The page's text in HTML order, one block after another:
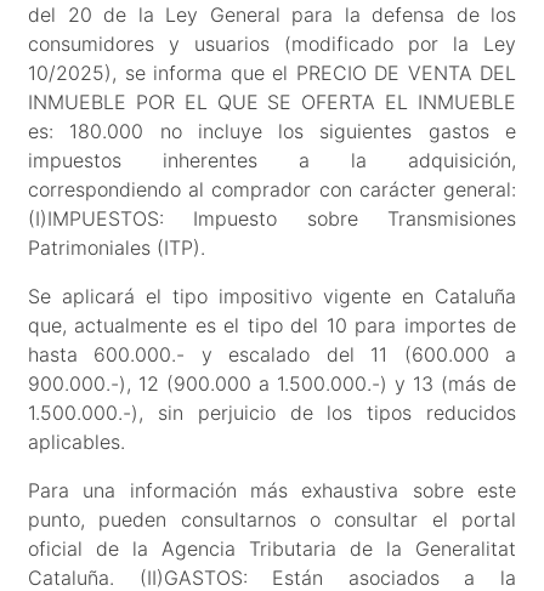
del 20 de la Ley General para la defensa de los
consumidores y usuarios (modificado por la Ley
10/2025), se informa que el PRECIO DE VENTA DEL
INMUEBLE POR EL QUE SE OFERTA EL INMUEBLE
es: 180.000 no incluye los siguientes gastos e
impuestos inherentes a la adquisición,
correspondiendo al comprador con carácter general:
(I)IMPUESTOS: Impuesto sobre Transmisiones
Patrimoniales (ITP).
Se aplicará el tipo impositivo vigente en Cataluña
que, actualmente es el tipo del 10 para importes de
hasta 600.000.- y escalado del 11 (600.000 a
900.000.-), 12 (900.000 a 1.500.000.-) y 13 (más de
1.500.000.-), sin perjuicio de los tipos reducidos
aplicables.
Para una información más exhaustiva sobre este
punto, pueden consultarnos o consultar el portal
oficial de la Agencia Tributaria de la Generalitat
Cataluña. (II)GASTOS: Están asociados a la